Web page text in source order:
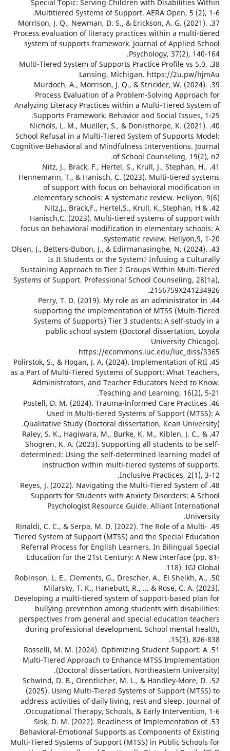
Special Topic: Serving Children with Disabilities
Multitiered Systems of Support. AERA Open, 5
37. Morrison, J. Q., Newman, D. S., & Erickson, A. G.
Process evaluation of literacy practices within a
system of supports framework. Journal of Applied
Psychology, 37(2),
38. Multi-Tiered System of Supports Practice Profile vs
Lansing, Michigan. https://2u.pw/
39. Murdoch, A., Morrison, J. Q., & Strickler, W.
Process Evaluation of a Problem-Solving
Analyzing Literacy Practices within a Multi-Tiered
Supports Framework. Behavior and Social
40. Nichols, L. M., Mueller, S., & Donisthorpe, K.
School Refusal in a Multi-Tiered System of Supports
Cognitive-Behavioral and Mindfulness Interventions.
of School Counseling,
41. Nitz, J., Brack, F., Hertel, S., Krull, J., Stephan,
Hennemann, T., & Hanisch, C. (2023). Multi-tiered
of support with focus on behavioral
elementary schools: A systematic review.
42. Nitz,J., Brack,F., Hertel,S., Krull, K.,Stephan,
Hanisch,C. (2023). Multi-tiered systems of
focus on behavioral modification in elementary
systematic review.
43. Olsen, J., Betters-Bubon, J., & Edirmanasinghe, N.
Is It Students or the System? Infusing a
Sustaining Approach to Tier 2 Groups Within
Systems of Support. Professional School Counseling,
44. Perry, T. D. (2019). My role as an
supporting the implementation of MTSS
Systems of Supports) Tier 3 students: A self-
public school system (Doctoral dissertation,
University
https://ecommons.luc.edu/
45. Polirstok, S., & Hogan, J. A. (2024). Implementation of
as a Part of Multi-Tiered Systems of Support: What
Administrators, and Teacher Educators Need to
Teaching and Learning,
46. Postell, D. M. (2024). Trauma-informed Care
Used in Multi-tiered Systems of Support
Qualitative Study (Doctoral dissertation, Kean
47. Raley, S. K., Hagiwara, M., Burke, K. M., Kiblen, J.
Shogren, K. A. (2023). Supporting all students to
determined: Using the self-determined learning
instruction within multi-tiered systems of
Inclusive Practices,
48. Reyes, J. (2022). Navigating the Multi-Tiered
Supports for Students with Anxiety Disorders: A
Psychologist Resource Guide. Alliant
49. Rinaldi, C. C., & Serpa, M. D. (2022). The Role of a
Tiered System of Support (MTSS) and the Special
Referral Process for English Learners. In Bilingual
Education for the 21st Century: A New Interface
118). IGI
50. Robinson, L. E., Clements, G., Drescher, A., El Sheikh,
Milarsky, T. K., Hanebutt, R., ... & Rose, C. A.
Developing a multi-tiered system of support-based
bullying prevention among students with
perspectives from general and special education
during professional development. School mental
15(3),
51. Rosselli, M. M. (2024). Optimizing Student
Multi-Tiered Approach to Enhance MTSS
(Doctoral dissertation, Northeastern
52. Schwind, D. B., Orentlicher, M. L., & Handley-
(2025). Using Multi-Tiered Systems of Support
address activities of daily living, rest and sleep.
Occupational Therapy, Schools, & Early
53. Sisk, D. M. (2022). Readiness of
Behavioral-Emotional Supports as Components of
Multi-Tiered Systems of Support (MTSS) in Public